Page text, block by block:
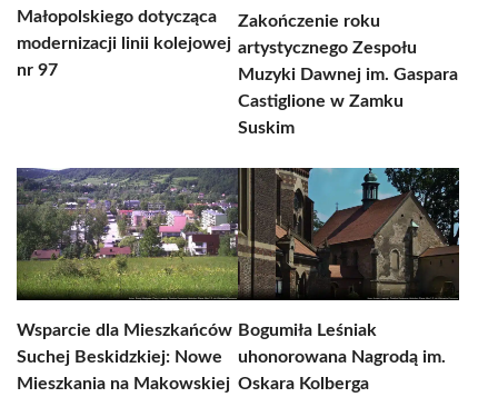
Małopolskiego dotycząca
modernizacji linii kolejowej
nr 97
Zakończenie roku
artystycznego Zespołu
Muzyki Dawnej im. Gaspara
Castiglione w Zamku
Suskim
Wsparcie dla Mieszkańców
Suchej Beskidzkiej: Nowe
Mieszkania na Makowskiej
Bogumiła Leśniak
uhonorowana Nagrodą im.
Oskara Kolberga